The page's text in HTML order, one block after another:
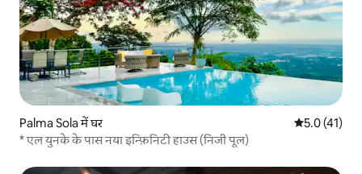
Palma Sola में घर औसत रेटिंग 5
5.0 (41)
* एल युनके के पास नया इन्फ़िनिटी हाउस (निजी पूल)